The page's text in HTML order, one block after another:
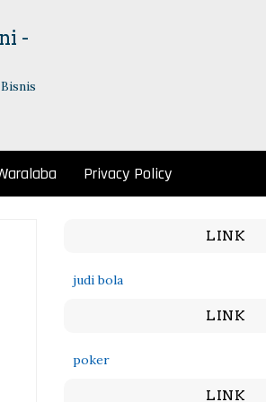
-
Privacy Policy
LINK
judi bola
LINK
poker
LINK